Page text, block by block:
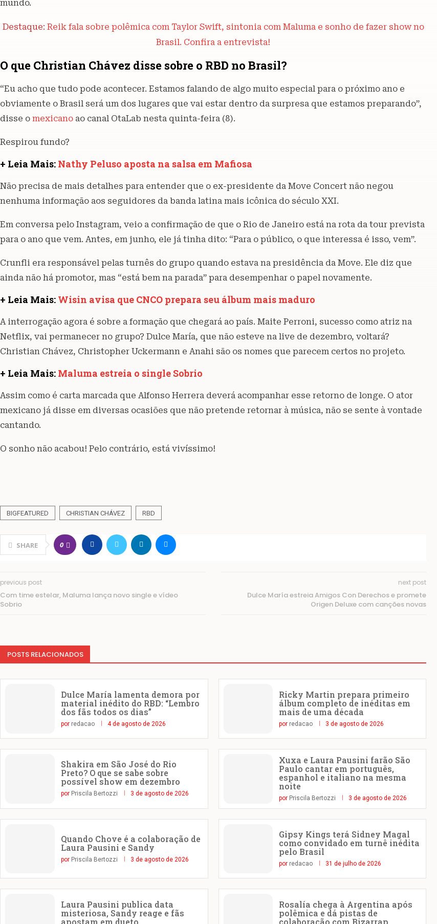
mundo.
Destaque: Reik fala sobre polêmica com Taylor Swift, sintonia com Maluma e sonho de fazer show no
Brasil. Confira a entrevista!
O que Christian Chávez disse sobre o RBD no Brasil?
“Eu acho que tudo pode acontecer. Estamos falando de algo muito especial para o próximo ano e
obviamente o Brasil será um dos lugares que vai estar dentro da surpresa que estamos preparando”,
disse o mexicano ao canal OtaLab nesta quinta-feira (8).
Respirou fundo?
+ Leia Mais: Nathy Peluso aposta na salsa em Mafiosa
Não precisa de mais detalhes para entender que o ex-presidente da Move Concert não negou
nenhuma informação aos seguidores da banda latina mais icônica do século XXI.
Em conversa pelo Instagram, veio a confirmação de que o Rio de Janeiro está na rota da tour prevista
para o ano que vem. Antes, em junho, ele já tinha dito: “Para o público, o que interessa é isso, vem”.
Crunfli era responsável pelas turnês do grupo quando estava na presidência da Move. Ele diz que
ainda não há promotor, mas “está bem na parada” para desempenhar o papel novamente.
+ Leia Mais: Wisin avisa que CNCO prepara seu álbum mais maduro
A interrogação agora é sobre a formação que chegará ao país. Maite Perroni, sucesso como atriz na
Netflix, vai permanecer no grupo? Dulce María, que não esteve na live de dezembro, voltará?
Christian Chávez, Christopher Uckermann e Anahi são os nomes que parecem certos no projeto.
+ Leia Mais: Maluma estreia o single Sobrio
Assim como é carta marcada que Alfonso Herrera deverá acompanhar esse retorno de longe. O ator
mexicano já disse em diversas ocasiões que não pretende retornar à música, não se sente à vontade
cantando.
O sonho não acabou! Pelo contrário, está vivíssimo!
BIGFEATURED CHRISTIAN CHÁVEZ RBD
SHARE 0
previous post
Com time estelar, Maluma lança novo single e vídeo
Sobrio
next post
Dulce María estreia Amigos Con Derechos e promete
Origen Deluxe com canções novas
POSTS RELACIONADOS
Dulce María lamenta demora por
material inédito do RBD: “Lembro
dos fãs todos os dias”
por redacao 4 de agosto de 2026
Ricky Martin prepara primeiro
álbum completo de inéditas em
mais de uma década
por redacao 3 de agosto de 2026
Shakira em São José do Rio
Preto? O que se sabe sobre
possível show em dezembro
por Priscila Bertozzi 3 de agosto de 2026
Xuxa e Laura Pausini farão São
Paulo cantar em português,
espanhol e italiano na mesma
noite
por Priscila Bertozzi 3 de agosto de 2026
Quando Chove é a colaboração de
Laura Pausini e Sandy
por Priscila Bertozzi 3 de agosto de 2026
Gipsy Kings terá Sidney Magal
como convidado em turnê inédita
pelo Brasil
por redacao 31 de julho de 2026
Laura Pausini publica data
misteriosa, Sandy reage e fãs
apostam em dueto
Rosalía chega à Argentina após
polêmica e dá pistas de
colaboração com Bizarrap